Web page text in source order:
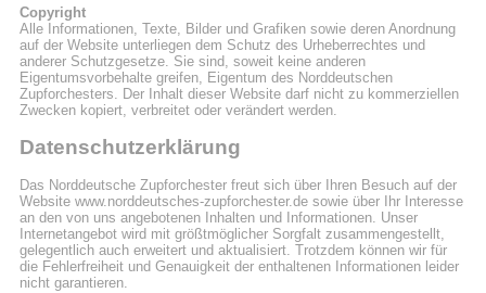
Copyright
Alle Informationen, Texte, Bilder und Grafiken sowie deren Anordnung
auf der Website unterliegen dem Schutz des Urheberrechtes und
anderer Schutzgesetze. Sie sind, soweit keine anderen
Eigentumsvorbehalte greifen, Eigentum des Norddeutschen
Zupforchesters. Der Inhalt dieser Website darf nicht zu kommerziellen
Zwecken kopiert, verbreitet oder verändert werden.
Datenschutzerklärung
Das Norddeutsche Zupforchester freut sich über Ihren Besuch auf der
Website www.norddeutsches-zupforchester.de sowie über Ihr Interesse
an den von uns angebotenen Inhalten und Informationen. Unser
Internetangebot wird mit größtmöglicher Sorgfalt zusammengestellt,
gelegentlich auch erweitert und aktualisiert. Trotzdem können wir für
die Fehlerfreiheit und Genauigkeit der enthaltenen Informationen leider
nicht garantieren.